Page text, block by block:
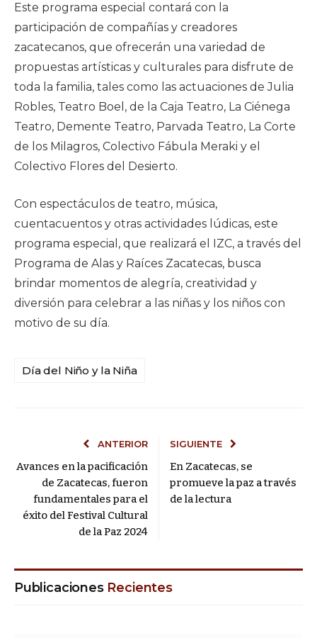
Este programa especial contará con la
participación de compañías y creadores
zacatecanos, que ofrecerán una variedad de
propuestas artísticas y culturales para disfrute de
toda la familia, tales como las actuaciones de Julia
Robles, Teatro Boel, de la Caja Teatro, La Ciénega
Teatro, Demente Teatro, Parvada Teatro, La Corte
de los Milagros, Colectivo Fábula Meraki y el
Colectivo Flores del Desierto.
Con espectáculos de teatro, música,
cuentacuentos y otras actividades lúdicas, este
programa especial, que realizará el IZC, a través del
Programa de Alas y Raíces Zacatecas, busca
brindar momentos de alegría, creatividad y
diversión para celebrar a las niñas y los niños con
motivo de su día.
Día del Niño y la Niña
ANTERIOR
Avances en la pacificación
de Zacatecas, fueron
fundamentales para el
éxito del Festival Cultural
de la Paz 2024
SIGUIENTE
En Zacatecas, se
promueve la paz a través
de la lectura
Publicaciones Recientes